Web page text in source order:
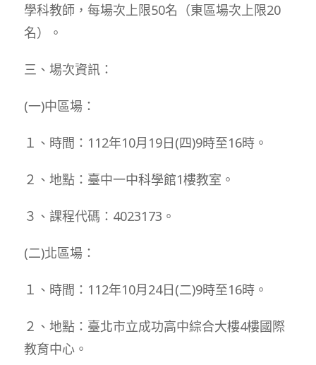
學科教師，每場次上限50名（東區場次上限20
名）。
三、場次資訊：
(一)中區場：
１、時間：112年10月19日(四)9時至16時。
２、地點：臺中一中科學館1樓教室。
３、課程代碼：4023173。
(二)北區場：
１、時間：112年10月24日(二)9時至16時。
２、地點：臺北市立成功高中綜合大樓4樓國際
教育中心。